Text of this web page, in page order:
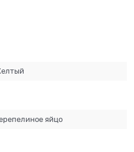
яйцо